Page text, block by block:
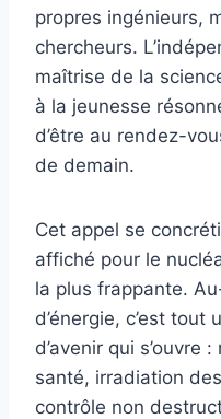
propres ingénieurs,
chercheurs.
maîtrise de la
à la jeunesse
d’être au rendez-
de demain.
Cet appel se
affiché pour le
la plus frappante.
d’énergie, c’est
d’avenir qui s’ouvre
santé, irradiation
contrôle non